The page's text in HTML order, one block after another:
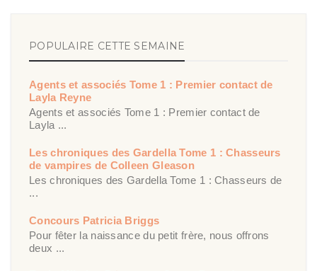
POPULAIRE CETTE SEMAINE
Agents et associés Tome 1 : Premier contact de
Layla Reyne
Agents et associés Tome 1 : Premier contact de
Layla ...
Les chroniques des Gardella Tome 1 : Chasseurs
de vampires de Colleen Gleason
Les chroniques des Gardella Tome 1 : Chasseurs de
...
Concours Patricia Briggs
Pour fêter la naissance du petit frère, nous offrons
deux ...